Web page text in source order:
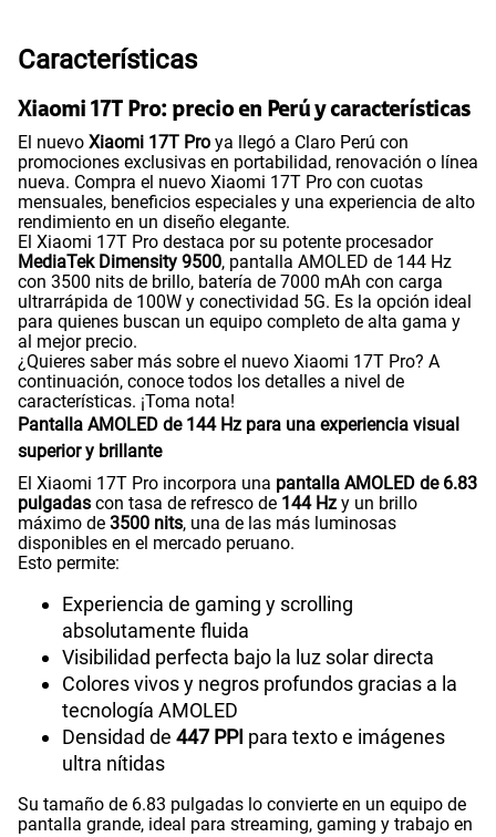
Paga solo
Ver más planes
Características
Xiaomi 17T Pro: precio en Perú y características
El nuevo Xiaomi 17T Pro ya llegó a Claro Perú con
promociones exclusivas en portabilidad, renovación o línea
nueva. Compra el nuevo Xiaomi 17T Pro con cuotas
mensuales, beneficios especiales y una experiencia de alto
rendimiento en un diseño elegante.
El Xiaomi 17T Pro destaca por su potente procesador
MediaTek Dimensity 9500, pantalla AMOLED de 144 Hz
con 3500 nits de brillo, batería de 7000 mAh con carga
ultrarrápida de 100W y conectividad 5G. Es la opción ideal
para quienes buscan un equipo completo de alta gama y
al mejor precio.
¿Quieres saber más sobre el nuevo Xiaomi 17T Pro? A
continuación, conoce todos los detalles a nivel de
características. ¡Toma nota!
Pantalla AMOLED de 144 Hz para una experiencia visual
superior y brillante
El Xiaomi 17T Pro incorpora una pantalla AMOLED de 6.83
pulgadas con tasa de refresco de 144 Hz y un brillo
máximo de 3500 nits, una de las más luminosas
disponibles en el mercado peruano.
Esto permite:
Experiencia de gaming y scrolling
absolutamente fluida
Visibilidad perfecta bajo la luz solar directa
Colores vivos y negros profundos gracias a la
tecnología AMOLED
Densidad de 447 PPI para texto e imágenes
ultra nítidas
Su tamaño de 6.83 pulgadas lo convierte en un equipo de
pantalla grande, ideal para streaming, gaming y trabajo en